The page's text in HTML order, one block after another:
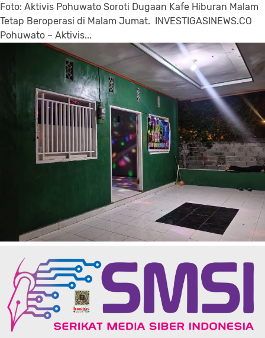
Foto: Aktivis Pohuwato Soroti Dugaan Kafe Hiburan Malam
Tetap Beroperasi di Malam Jumat. INVESTIGASINEWS.CO
Pohuwato – Aktivis...